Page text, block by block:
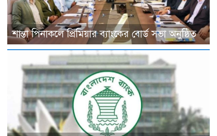
শান্তা পিনাকলে প্রিমিয়ার ব্যাংকের বোর্ড সভা অনুষ্ঠিত